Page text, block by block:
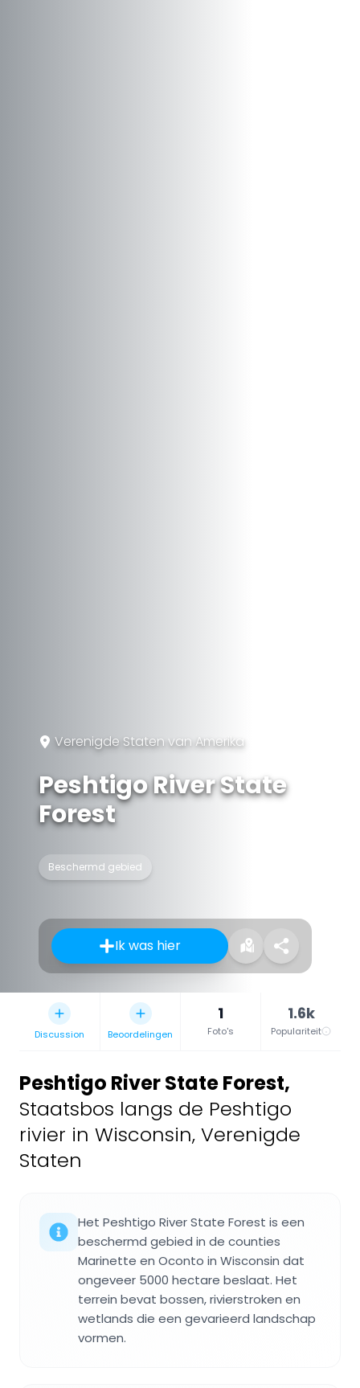
Verenigde Staten van Amerika
Peshtigo River State
Forest
Beschermd gebied
Ik was hier
Discussion Beoordelingen
1
Foto's
1.6k
Populariteit
Peshtigo River State Forest,
Staatsbos langs de Peshtigo
rivier in Wisconsin, Verenigde
Staten
Het Peshtigo River State Forest is een
beschermd gebied in de counties
Marinette en Oconto in Wisconsin dat
ongeveer 5000 hectare beslaat. Het
terrein bevat bossen, rivierstroken en
wetlands die een gevarieerd landschap
vormen.